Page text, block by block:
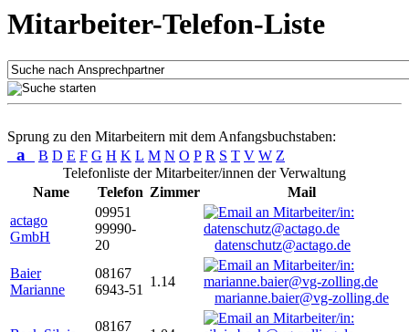
Mitarbeiter-Telefon-Liste
Sprung zu den Mitarbeitern mit dem Anfangsbuchstaben:
a B D E F G H K L M N O P R S T V W Z
Telefonliste der Mitarbeiter/innen der Verwaltung
Name
Telefon Zimmer
Mail
actago
GmbH
09951
99990-
20
datenschutz@actago.de
Baier
Marianne
08167
6943-51
1.14
marianne.baier@vg-zolling.de
08167